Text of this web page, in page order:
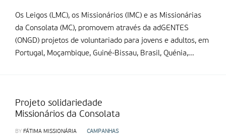
Os Leigos (LMC), os Missionários (IMC) e as Missionárias
da Consolata (MC), promovem através da adGENTES
(ONGD) projetos de voluntariado para jovens e adultos, em
Portugal, Moçambique, Guiné-Bissau, Brasil, Quénia,...
Projeto solidariedade
Missionários da Consolata
BY FÁTIMA MISSIONÁRIA CAMPANHAS